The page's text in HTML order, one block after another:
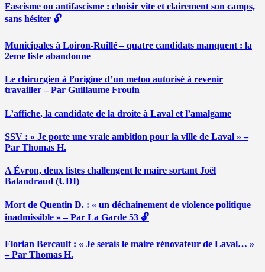
Fascisme ou antifascisme : choisir vite et clairement son camps,
sans hésiter 🔓
Municipales à Loiron-Ruillé – quatre candidats manquent : la
2eme liste abandonne
Le chirurgien à l’origine d’un metoo autorisé à revenir
travailler – Par Guillaume Frouin
L’affiche, la candidate de la droite à Laval et l’amalgame
SSV : « Je porte une vraie ambition pour la ville de Laval » –
Par Thomas H.
A Évron, deux listes challengent le maire sortant Joël
Balandraud (UDI)
Mort de Quentin D. : « un déchainement de violence politique
inadmissible » – Par La Garde 53 🔓
Florian Bercault : « Je serais le maire rénovateur de Laval… »
– Par Thomas H.